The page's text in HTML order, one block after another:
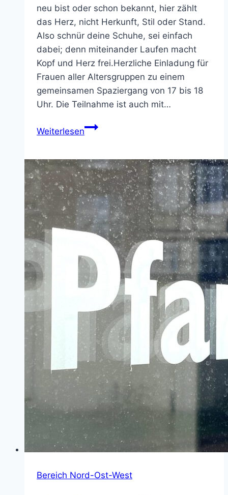
neu bist oder schon bekannt, hier zählt
das Herz, nicht Herkunft, Stil oder Stand.
Also schnür deine Schuhe, sei einfach
dabei; denn miteinander Laufen macht
Kopf und Herz frei.Herzliche Einladung für
Frauen aller Altersgruppen zu einem
gemeinsamen Spaziergang von 17 bis 18
Uhr. Die Teilnahme ist auch mit…
WeiterlesenREDEN
–
NEUES
SEHEN
Bereich Nord-Ost-West